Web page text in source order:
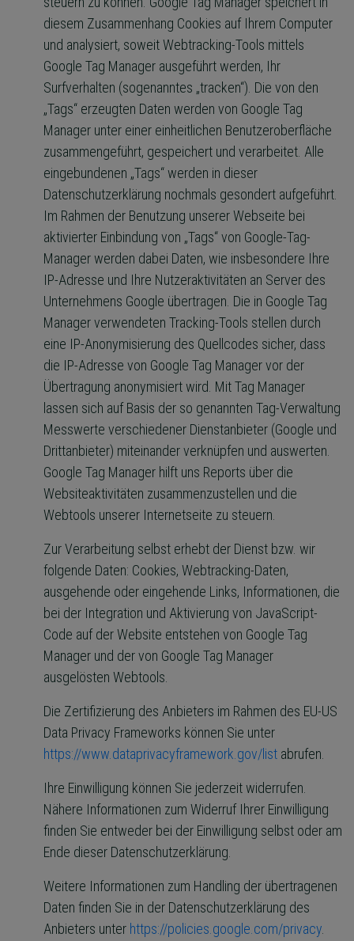
diesem Zusammenhang Cookies auf Ihrem Computer
und analysiert, soweit Webtracking-Tools mittels
Google Tag Manager ausgeführt werden, Ihr
Surfverhalten (sogenanntes „tracken“). Die von den
„Tags“ erzeugten Daten werden von Google Tag
Manager unter einer einheitlichen Benutzeroberfläche
zusammengeführt, gespeichert und verarbeitet. Alle
eingebundenen „Tags“ werden in dieser
Datenschutzerklärung nochmals gesondert aufgeführt.
Im Rahmen der Benutzung unserer Webseite bei
aktivierter Einbindung von „Tags“ von Google-Tag-
Manager werden dabei Daten, wie insbesondere Ihre
IP-Adresse und Ihre Nutzeraktivitäten an Server des
Unternehmens Google übertragen. Die in Google Tag
Manager verwendeten Tracking-Tools stellen durch
eine IP-Anonymisierung des Quellcodes sicher, dass
die IP-Adresse von Google Tag Manager vor der
Übertragung anonymisiert wird. Mit Tag Manager
lassen sich auf Basis der so genannten Tag-Verwaltung
Messwerte verschiedener Dienstanbieter (Google und
Drittanbieter) miteinander verknüpfen und auswerten.
Google Tag Manager hilft uns Reports über die
Websiteaktivitäten zusammenzustellen und die
Webtools unserer Internetseite zu steuern.
Zur Verarbeitung selbst erhebt der Dienst bzw. wir
folgende Daten: Cookies, Webtracking-Daten,
ausgehende oder eingehende Links, Informationen, die
bei der Integration und Aktivierung von JavaScript-
Code auf der Website entstehen von Google Tag
Manager und der von Google Tag Manager
ausgelösten Webtools.
Die Zertifizierung des Anbieters im Rahmen des EU-US
Data Privacy Frameworks können Sie unter
https://www.dataprivacyframework.gov/list abrufen.
Ihre Einwilligung können Sie jederzeit widerrufen.
Nähere Informationen zum Widerruf Ihrer Einwilligung
finden Sie entweder bei der Einwilligung selbst oder am
Ende dieser Datenschutzerklärung.
Weitere Informationen zum Handling der übertragenen
Daten finden Sie in der Datenschutzerklärung des
Anbieters unter https://policies.google.com/privacy